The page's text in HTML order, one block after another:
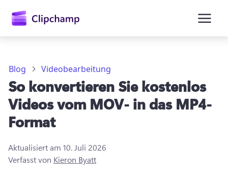
Anmelden
Blog Videobearbeitung
So konvertieren Sie kostenlos
Videos vom MOV- in das MP4-
Format
Aktualisiert am 10. Juli 2026
Verfasst von Kieron Byatt